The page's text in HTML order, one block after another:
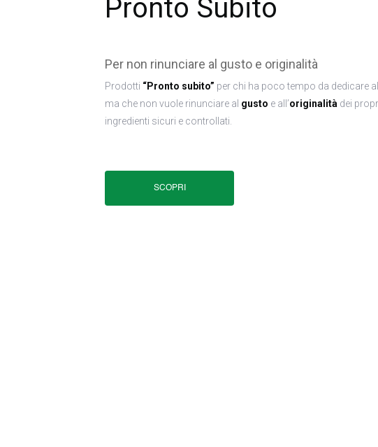
Pronto Subito
Per non rinunciare al gusto e originalità
Prodotti “Pronto subito” per chi ha poco tempo da dedicare
ma che non vuole rinunciare al gusto e all’originalità dei
ingredienti sicuri e controllati.
SCOPRI